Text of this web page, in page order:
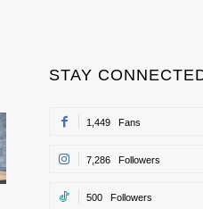
STAY
1,449 Fans
7,286 Followers
500 Followers